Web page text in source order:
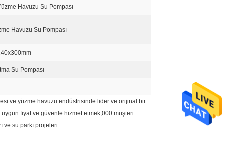
Havuzu Su Pompası
Havuzu Su Pompası
Su Pompası
ve yüzme havuzu endüstrisinde lider ve orijinal bir
uygun fiyat ve güvenle hizmet etmek,000 müşteri
ve su parkı projeleri.